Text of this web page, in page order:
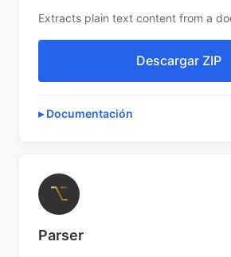
Extracts plain text content from a
Descargar ZIP
Documentación
⌥
Parser